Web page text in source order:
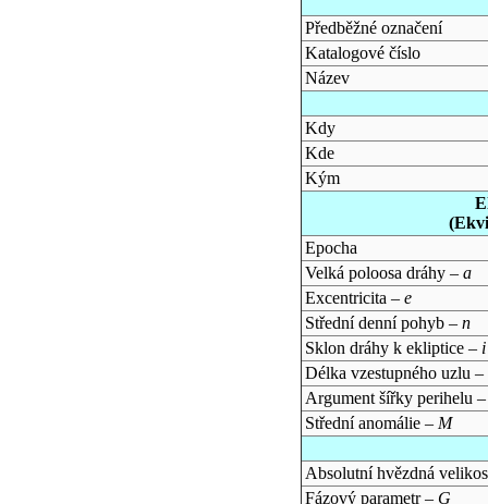
Předběžné označení
Katalogové číslo
Název
Kdy
Kde
Kým
Epocha
Velká poloosa dráhy – a
Excentricita – e
Střední denní pohyb – n
Sklon dráhy k ekliptice – i
Délka vzestupného uzlu –
Argument šířky perihelu
Střední anomálie – M
Absolutní hvězdná
Fázový parametr – G